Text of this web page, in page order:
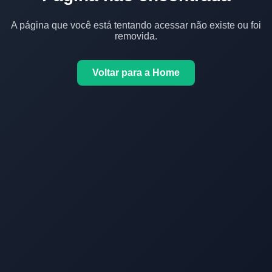
A página que você está tentando acessar não existe ou foi
removida.
Voltar para a Home